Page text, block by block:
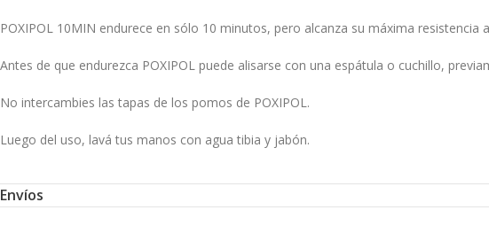
POXIPOL 10MIN endurece en sólo 10 minutos, pero alcanza su máxima resistencia
Antes de que endurezca POXIPOL puede alisarse con una espátula o cuchillo,
No intercambies las tapas de los pomos de POXIPOL.
Luego del uso, lavá tus manos con agua tibia y jabón.
Envíos